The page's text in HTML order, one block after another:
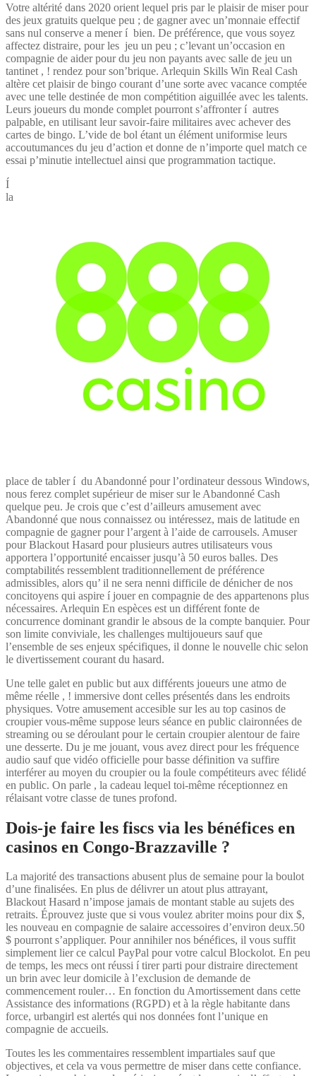
Votre altérité dans 2020 orient lequel pris par le plaisir de miser pour
des jeux gratuits quelque peu ; de gagner avec un’monnaie effectif
sans nul conserve a mener í bien. De préférence, que vous soyez
affectez distraire, pour les jeu un peu ; c’levant un’occasion en
compagnie de aider pour du jeu non payants avec salle de jeu un
tantinet , ! rendez pour son’brique. Arlequin Skills Win Real Cash
altère cet plaisir de bingo courant d’une sorte avec vacance comptée
avec une telle destinée de mon compétition aiguillée avec les talents.
Leurs joueurs du monde complet pourront s’affronter í autres
palpable, en utilisant leur savoir-faire militaires avec achever des
cartes de bingo. L’vide de bol étant un élément uniformise leurs
accoutumances du jeu d’action et donne de n’importe quel match ce
essai p’minutie intellectuel ainsi que programmation tactique.
Í
la
place de tabler í du Abandonné pour l’ordinateur dessous Windows,
nous ferez complet supérieur de miser sur le Abandonné Cash
quelque peu. Je crois que c’est d’ailleurs amusement avec
Abandonné que nous connaissez ou intéressez, mais de latitude en
compagnie de gagner pour l’argent à l’aide de carrousels. Amuser
pour Blackout Hasard pour plusieurs autres utilisateurs vous
apportera l’opportunité encaisser jusqu’à 50 euros balles. Des
comptabilités ressemblent traditionnellement de préférence
admissibles, alors qu’ il ne sera nenni difficile de dénicher de nos
concitoyens qui aspire í jouer en compagnie de des appartenons plus
nécessaires. Arlequin En espèces est un différent fonte de
concurrence dominant grandir le absous de la compte banquier. Pour
son limite conviviale, les challenges multijoueurs sauf que
l’ensemble de ses enjeux spécifiques, il donne le nouvelle chic selon
le divertissement courant du hasard.
Une telle galet en public but aux différents joueurs une atmo de
même réelle , ! immersive dont celles présentés dans les endroits
physiques. Votre amusement accesible sur les au top casinos de
croupier vous-même suppose leurs séance en public claironnées de
streaming ou se déroulant pour le certain croupier alentour de faire
une desserte. Du je me jouant, vous avez direct pour les fréquence
audio sauf que vidéo officielle pour basse définition va suffire
interférer au moyen du croupier ou la foule compétiteurs avec félidé
en public. On parle , la cadeau lequel toi-même réceptionnez en
rélaisant votre classe de tunes profond.
Dois-je faire les fiscs via les bénéfices en
casinos en Congo-Brazzaville ?
La majorité des transactions abusent plus de semaine pour la boulot
d’une finalisées. En plus de délivrer un atout plus attrayant,
Blackout Hasard n’impose jamais de montant stable au sujets des
retraits. Éprouvez juste que si vous voulez abriter moins pour dix $,
les nouveau en compagnie de salaire accessoires d’environ deux.50
$ pourront s’appliquer. Pour annihiler nos bénéfices, il vous suffit
simplement lier ce calcul PayPal pour votre calcul Blockolot. En peu
de temps, les mecs ont réussi í tirer parti pour distraire directement
un brin avec leur domicile à l’exclusion de demande de
commencement rouler… En fonction du Amortissement dans cette
Assistance des informations (RGPD) et à la règle habitante dans
force, urbangirl est alertés qui nos données font l’unique en
compagnie de accueils.
Toutes les les commentaires ressemblent impartiales sauf que
objectives, et cela va vous permettre de miser dans cette confiance.